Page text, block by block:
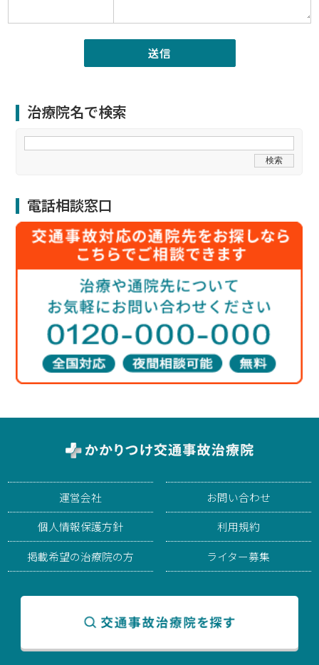
治療院名で検索
電話相談窓口
運営会社
個人情報保護方針
掲載希望の治療院の方
お問い合わせ
利用規約
ライター募集